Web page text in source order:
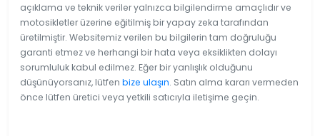
açıklama ve teknik veriler yalnızca bilgilendirme amaçlıdır ve
motosikletler üzerine eğitilmiş bir yapay zeka tarafından
üretilmiştir. Websitemiz verilen bu bilgilerin tam doğruluğu
garanti etmez ve herhangi bir hata veya eksiklikten dolayı
sorumluluk kabul edilmez. Eğer bir yanlışlık olduğunu
düşünüyorsanız, lütfen bize ulaşın. Satın alma kararı vermeden
önce lütfen üretici veya yetkili satıcıyla iletişime geçin.